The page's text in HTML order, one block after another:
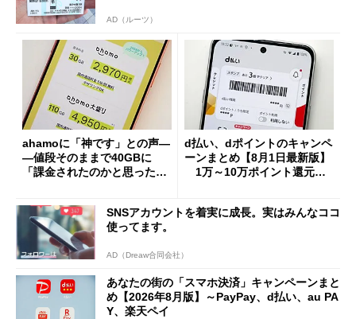
AD（ルーツ）
ahamoに「神です」との声―
―値段そのままで40GBに
「課金されたのかと思った」
d払い、dポイントのキャンペ
ーンまとめ【8月1日最新版】
1万～10万ポイント還元の
SNSアカウントを着実に成長。実はみんなココ
使ってます。
AD（Dreaw合同会社）
あなたの街の「スマホ決済」キャンペーンまと
め【2026年8月版】～PayPay、d払い、au PA
Y、楽天ペイ